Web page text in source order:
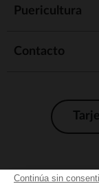
Continúa sin
Puericultura
Contacto